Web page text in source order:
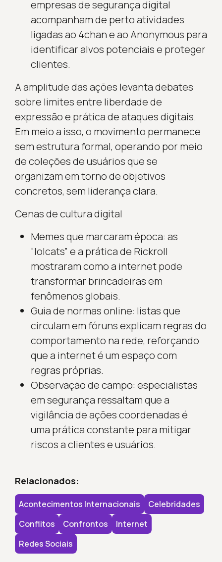
empresas de segurança digital
acompanham de perto atividades
ligadas ao 4chan e ao Anonymous para
identificar alvos potenciais e proteger
clientes.
A amplitude das ações levanta debates
sobre limites entre liberdade de
expressão e prática de ataques digitais.
Em meio a isso, o movimento permanece
sem estrutura formal, operando por meio
de coleções de usuários que se
organizam em torno de objetivos
concretos, sem liderança clara.
Cenas de cultura digital
Memes que marcaram época: as
“lolcats” e a prática de Rickroll
mostraram como a internet pode
transformar brincadeiras em
fenômenos globais.
Guia de normas online: listas que
circulam em fóruns explicam regras do
comportamento na rede, reforçando
que a internet é um espaço com
regras próprias.
Observação de campo: especialistas
em segurança ressaltam que a
vigilância de ações coordenadas é
uma prática constante para mitigar
riscos a clientes e usuários.
Relacionados:
Acontecimentos Internacionais
Celebridades
Conflitos
Confrontos
Internet
Redes Sociais